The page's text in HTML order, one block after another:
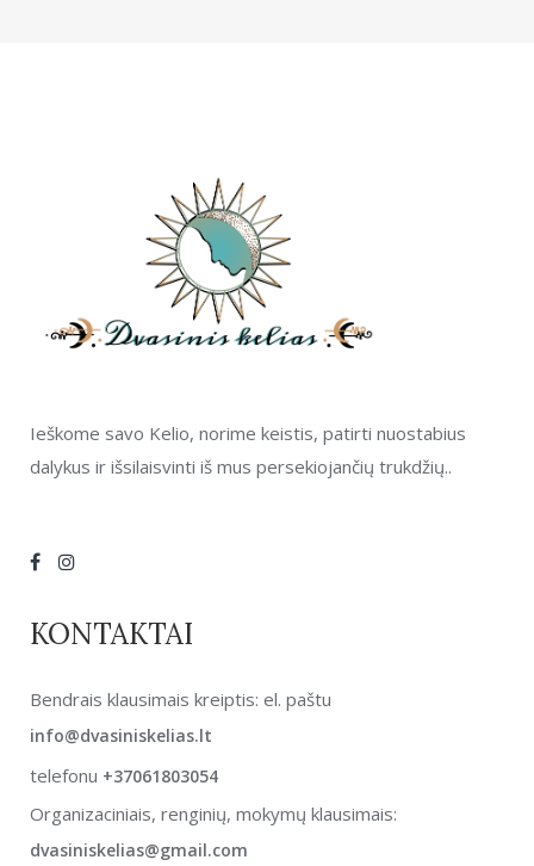
Ieškome savo Kelio, norime keistis, patirti nuostabius
dalykus ir išsilaisvinti iš mus persekiojančių trukdžių..
KONTAKTAI
Bendrais klausimais kreiptis: el. paštu
info@dvasiniskelias.lt
telefonu +37061803054
Organizaciniais, renginių, mokymų klausimais:
dvasiniskelias@gmail.com